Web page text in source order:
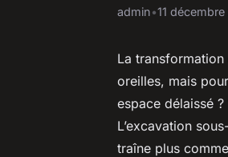
admin•11
La
oreilles, mais
espace délaissé
L’excavation
traîne plus